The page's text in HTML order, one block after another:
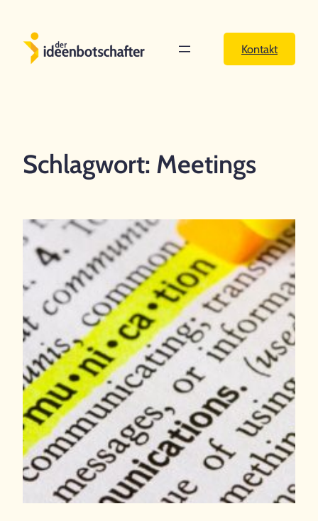
Inhalt
springen
Kontakt
Schlagwort: Meetings